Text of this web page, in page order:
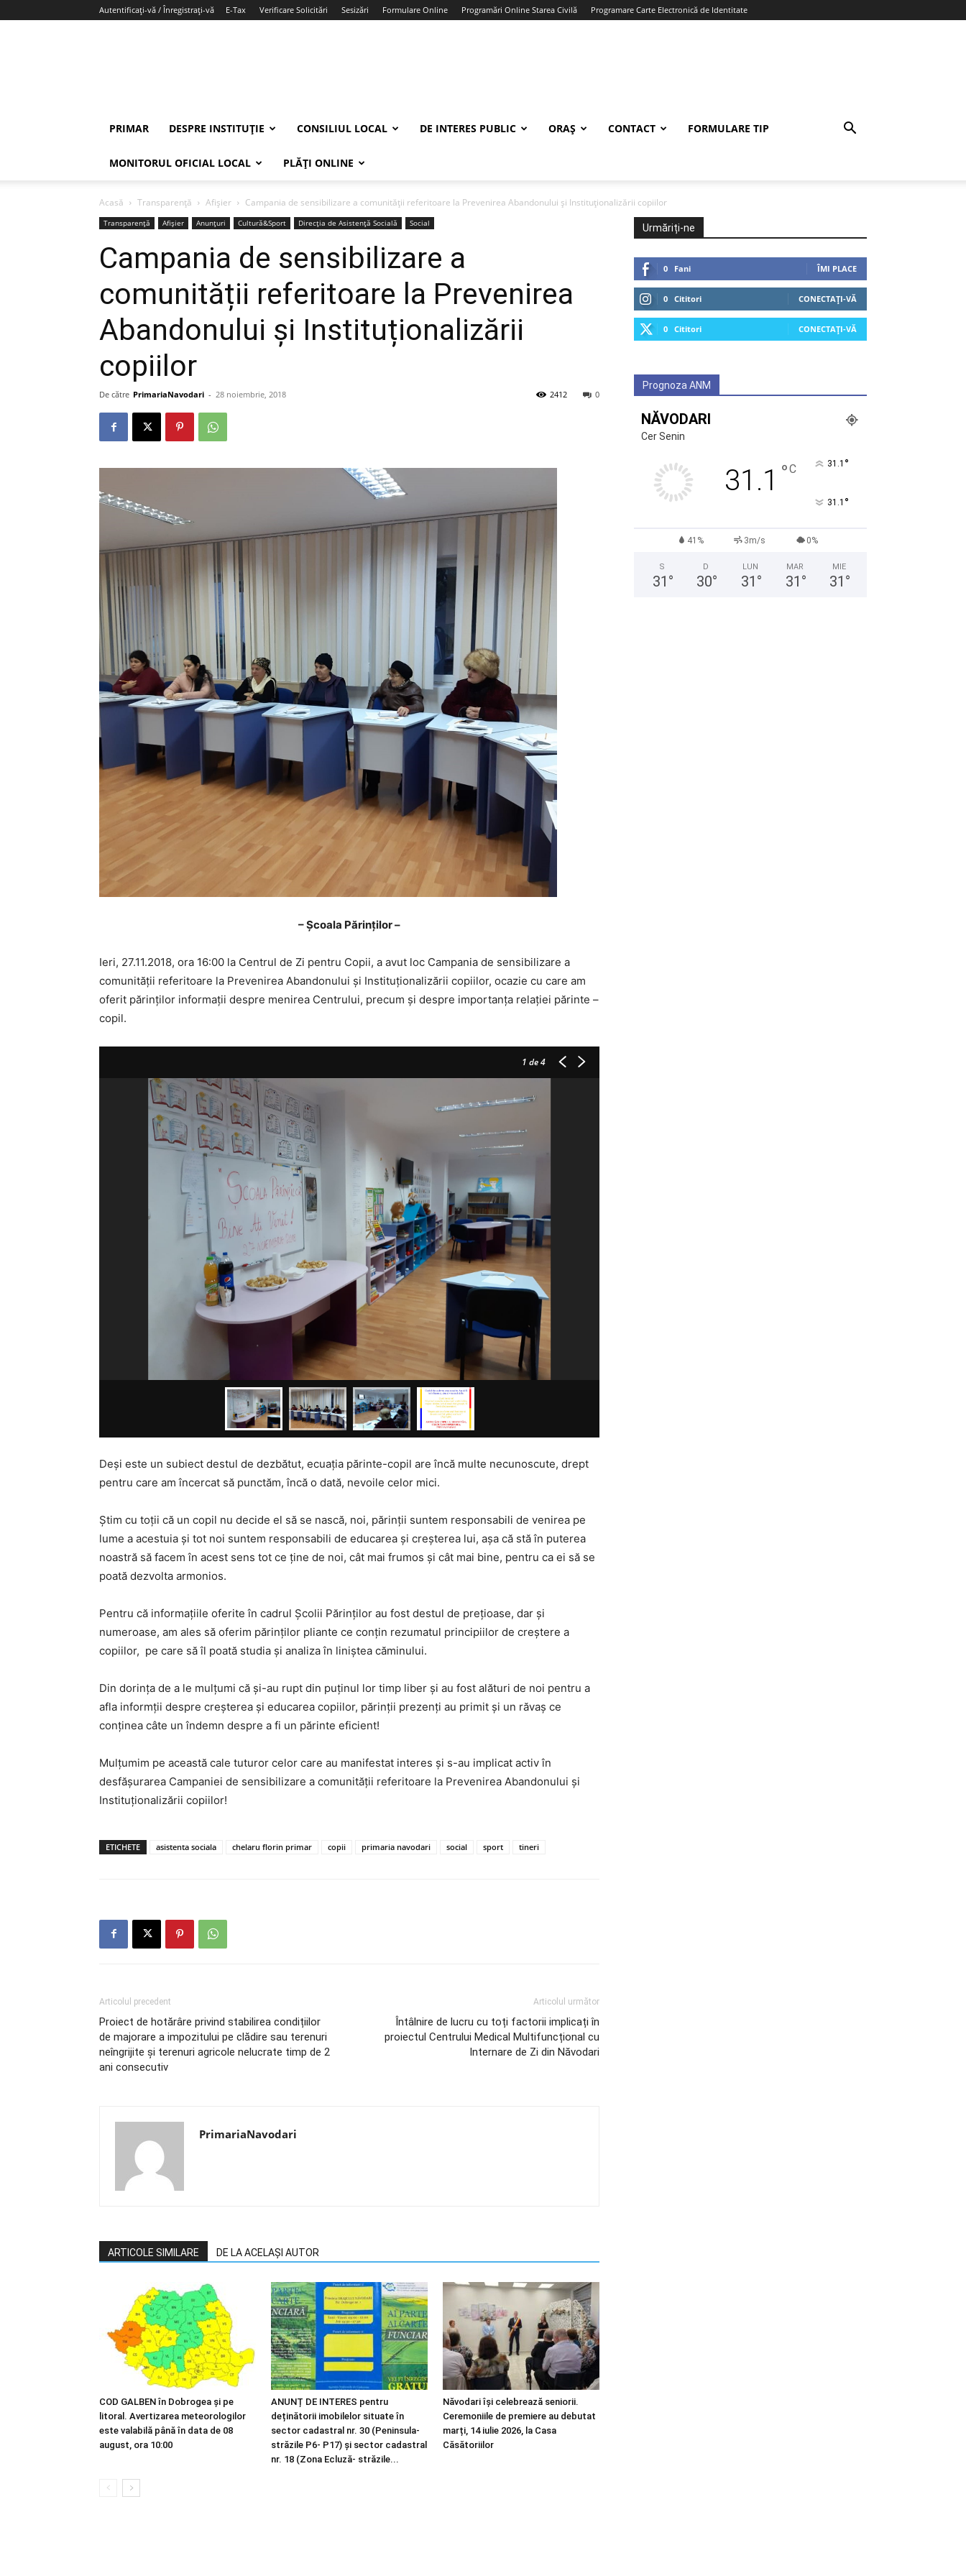
Autentificați-vă / Înregistrați-vă E-Tax Verificare Solicitări Sesizări Formulare Online Programări Online Starea Civilă Programare Carte Electronică de Identitate
PRIMAR DESPRE INSTITUȚIE CONSILIUL LOCAL DE INTERES PUBLIC ORAȘ CONTACT FORMULARE TIP
MONITORUL OFICIAL LOCAL PLĂȚI ONLINE
Acasă Transparență Afișier Campania de sensibilizare a comunității referitoare la Prevenirea Abandonului și Instituționalizării copiilor
Transparență Afișier Anunțuri Cultură&Sport Direcția de Asistență Socială Social
Campania de sensibilizare a
comunității referitoare la Prevenirea
Abandonului și Instituționalizării
copiilor
De către PrimariaNavodari - 28 noiembrie, 2018 0
2412
– Școala Părinților –
Ieri, 27.11.2018, ora 16:00 la Centrul de Zi pentru Copii, a avut loc Campania de sensibilizare a
comunității referitoare la Prevenirea Abandonului și Instituționalizării copiilor, ocazie cu care am
oferit părinților informații despre menirea Centrului, precum și despre importanța relației părinte –
copil.
1 de 4
Deși este un subiect destul de dezbătut, ecuația părinte-copil are încă multe necunoscute, drept
pentru care am încercat să punctăm, încă o dată, nevoile celor mici.
Știm cu toții că un copil nu decide el să se nască, noi, părinții suntem responsabili de venirea pe
lume a acestuia și tot noi suntem responsabili de educarea și creșterea lui, așa că stă în puterea
noastră să facem în acest sens tot ce ține de noi, cât mai frumos și cât mai bine, pentru ca ei să se
poată dezvolta armonios.
Pentru că informațiile oferite în cadrul Școlii Părinților au fost destul de prețioase, dar și
numeroase, am ales să oferim părinților pliante ce conțin rezumatul principiilor de creștere a
copiilor, pe care să îl poată studia și analiza în liniștea căminului.
Din dorința de a le mulțumi că și-au rupt din puținul lor timp liber și au fost alături de noi pentru a
afla informții despre creșterea și educarea copiilor, părinții prezenți au primit și un răvaș ce
conținea câte un îndemn despre a fi un părinte eficient!
Mulțumim pe această cale tuturor celor care au manifestat interes și s-au implicat activ în
desfășurarea Campaniei de sensibilizare a comunității referitoare la Prevenirea Abandonului și
Instituționalizării copiilor!
ETICHETE asistenta sociala chelaru florin primar copii primaria navodari social sport tineri
Articolul precedent
Proiect de hotărâre privind stabilirea condițiilor
de majorare a impozitului pe clădire sau terenuri
neîngrijite și terenuri agricole nelucrate timp de 2
ani consecutiv
Articolul următor
Întâlnire de lucru cu toți factorii implicați în
proiectul Centrului Medical Multifuncțional cu
Internare de Zi din Năvodari
PrimariaNavodari
ARTICOLE SIMILARE DE LA ACELAȘI AUTOR
COD GALBEN în Dobrogea și pe
litoral. Avertizarea meteorologilor
este valabilă până în data de 08
august, ora 10:00
ANUNȚ DE INTERES pentru
deținătorii imobilelor situate în
sector cadastral nr. 30 (Peninsula-
străzile P6- P17) și sector cadastral
nr. 18 (Zona Ecluză- străzile...
Năvodari își celebrează seniorii.
Ceremoniile de premiere au debutat
marți, 14 iulie 2026, la Casa
Căsătoriilor
Urmăriți-ne
0 Fani ÎMI PLACE
0 Cititori CONECTAȚI-VĂ
0 Cititori CONECTAȚI-VĂ
Prognoza ANM
NĂVODARI
Cer Senin
31.1 °C 31.1 °
31.1 °
41% 3m/s 0%
S
31 °
D
30°
LUN
31 °
MAR
31 °
MIE
31 °